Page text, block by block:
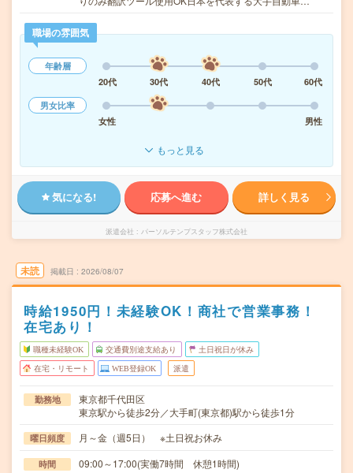
職場の雰囲気
年齢層
20代
30代 40代 50代
60代
男女比率
女性
男性
もっと見る
気になる! 応募へ進む 詳しく見る
派遣会社 パーソルテンプスタッフ株式会社
未読 掲載日 2026/08/07
時給1950円！未経験OK！商社で営業事務！
在宅あり！
職種未経験OK 交通費別途支給あり 土日祝日が休み
在宅・リモート WEB登録OK 派遣
勤務地
東京都千代田区
東京駅から徒歩2分／大手町(東京都)駅から徒歩1分
曜日頻度 月～金（週5日） ※土日祝お休み
時間 09:00～17:00(実働7時間 休憩1時間)